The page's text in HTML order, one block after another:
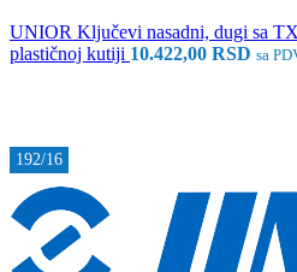
UNIOR Ključevi nasadni, dugi sa
plastičnoj kutiji 10.422,00 RSD sa
192/16